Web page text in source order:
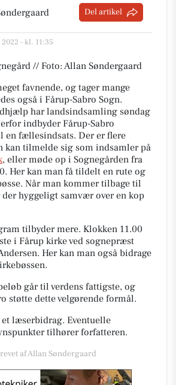
Del artikel
- kl. 11:35
// Foto: Allan Søndergaard
favnende, og tager mange
også i Fårup-Sabro Sogn.
har landsindsamling søndag
indbyder Fårup-Sabro
en fællesindsats. Der er flere
kan tilmelde sig som indsamler på
, eller møde op i Sognegården fra
Her kan man få tildelt en rute og
Når man kommer tilbage til
der hyggeligt samvær over en kop
tilbyder mere. Klokken 11.00
i Fårup kirke ved sognepræst
Her kan man også bidrage
går til verdens fattigste, og
støtte dette velgørende formål.
læserbidrag. Eventuelle
tilhører forfatteren.
af Allan Søndergaard